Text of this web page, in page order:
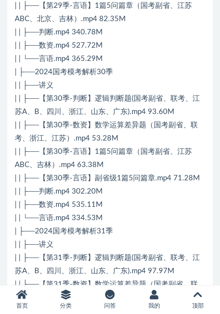
| | ├──【第29季-言语】1篇5问篇章（国考副省、江苏
ABC、北京、吉林）.mp4 82.35M
| | ├──判断.mp4 340.78M
| | ├──数资.mp4 527.72M
| | └──言语.mp4 365.29M
| ├──2024国考模考解析30季
| | ├──讲义
| | ├──【第30季-判断】逻辑判断题(国考副省、联考、江
苏A、B、四川、浙江、山东、广东).mp4 93.60M
| | ├──【第30季-数资】数学运算差异题（国考副省、联
考、浙江、江苏）.mp4 53.28M
| | ├──【第30季-言语】1篇5问篇章（国考副省、江苏
ABC、吉林）.mp4 63.38M
| | ├──【第30季-言语】副省级1篇5问篇章.mp4 71.28M
| | ├──判断.mp4 302.20M
| | ├──数资.mp4 535.11M
| | └──言语.mp4 334.53M
| ├──2024国考模考解析31季
| | ├──讲义
| | ├──【第31季-判断】逻辑判断题(国考副省、联考、江
苏A、B、四川、浙江、山东、广东).mp4 97.97M
| | ├──【第31季-数资】数学运算差异题（国考副省、联
考、浙江、江苏）.mp4 117.81M
| | ├──【第31季-言语】1篇5问篇章（国考副省、北
首页 分类 问答 我的 顶部